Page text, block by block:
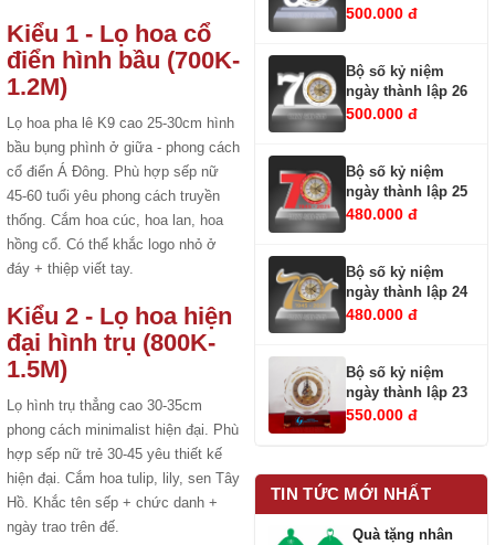
Kiểu 1 - Lọ hoa cổ
điển hình bầu (700K-
1.2M)
Lọ hoa pha lê K9 cao 25-30cm hình
bầu bụng phình ở giữa - phong cách
cổ điển Á Đông. Phù hợp sếp nữ
45-60 tuổi yêu phong cách truyền
thống. Cắm hoa cúc, hoa lan, hoa
hồng cổ. Có thể khắc logo nhỏ ở
đáy + thiệp viết tay.
Kiểu 2 - Lọ hoa hiện
đại hình trụ (800K-
1.5M)
Lọ hình trụ thẳng cao 30-35cm
phong cách minimalist hiện đại. Phù
hợp sếp nữ trẻ 30-45 yêu thiết kế
hiện đại. Cắm hoa tulip, lily, sen Tây
Hồ. Khắc tên sếp + chức danh +
ngày trao trên đế.
500.000 đ
Bộ số kỷ niệm
ngày thành lập 26
500.000 đ
Bộ số kỷ niệm
ngày thành lập 25
480.000 đ
Bộ số kỷ niệm
ngày thành lập 24
480.000 đ
Bộ số kỷ niệm
ngày thành lập 23
550.000 đ
TIN TỨC MỚI NHẤT
Quà tặng nhân